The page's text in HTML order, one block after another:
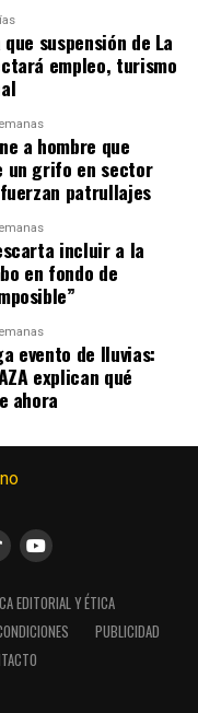
suspensión de La
empleo, turismo
a hombre que
un grifo en sector
patrullajes
incluir a la
en fondo de
evento de lluvias:
explican qué
ahora
EDITORIAL Y ÉTICA
PUBLICIDAD